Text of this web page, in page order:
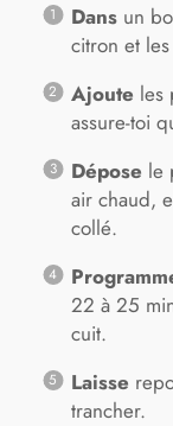
Dansun
citron et
Ajoute les
assure-toi
Dépose le
air chaud,
collé.
22 à 25
cuit.
Laisse
trancher.